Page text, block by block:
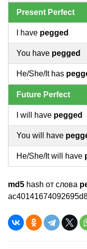
Present Perfect
I have pegged
You have pegged
He/She/It has
Future Perfect
I will have pegged
You will have
He/She/It will have
md5 hash от слова